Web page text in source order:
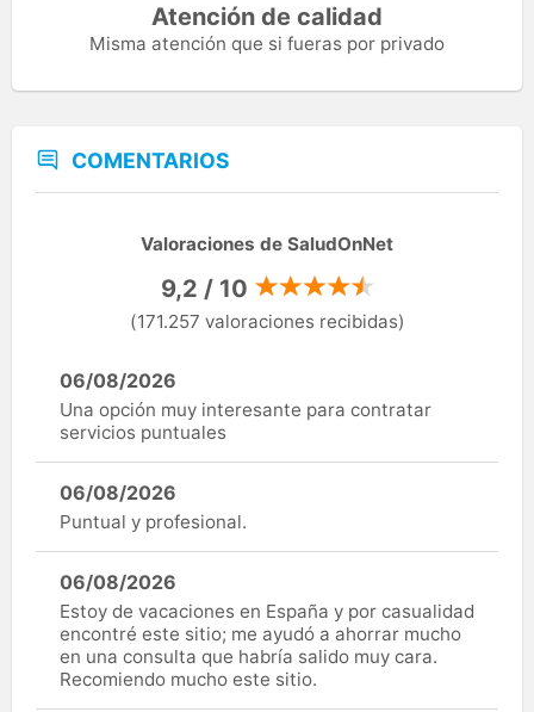
Atención de calidad
Misma atención que si fueras por privado
COMENTARIOS
Valoraciones de SaludOnNet
9,2 / 10
(171.257 valoraciones recibidas)
06/08/2026
Una opción muy interesante para contratar
servicios puntuales
06/08/2026
Puntual y profesional.
06/08/2026
Estoy de vacaciones en España y por casualidad
encontré este sitio; me ayudó a ahorrar mucho
en una consulta que habría salido muy cara.
Recomiendo mucho este sitio.